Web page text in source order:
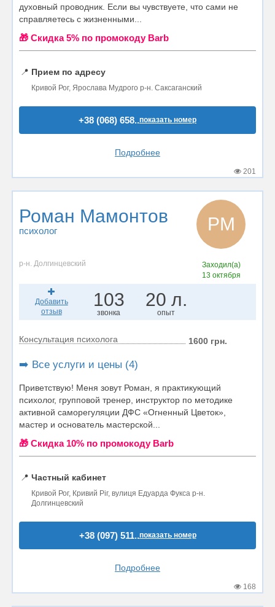
духовный проводник. Если вы чувствуете, что сами не
справляетесь с жизненными...
🎁 Cкидка 5% по промокоду Barb
📍 Прием по адресу
Кривой Рог, Ярослава Мудрого р-н. Саксаганский
+38 (068) 658..показать номер
Подробнее
201
Роман Мамонтов
психолог РМ
р-н. Долгинцевский
Заходил(а)
13 октября
Добавить
отзыв
103
звонка
20 л.
опыт
Консультация психолога 1600 грн.
➡️ Все услуги и цены (4)
Приветствую! Меня зовут Роман, я практикующий
психолог, групповой тренер, инструктор по методике
активной саморегуляции ДФС «Огненный Цветок»,
мастер и основатель мастерской...
🎁 Cкидка 10% по промокоду Barb
📍 Частный кабинет
Кривой Рог, Кривий Ріг, вулиця Едуарда Фукса р-н.
Долгинцевский
+38 (097) 511..показать номер
Подробнее
168